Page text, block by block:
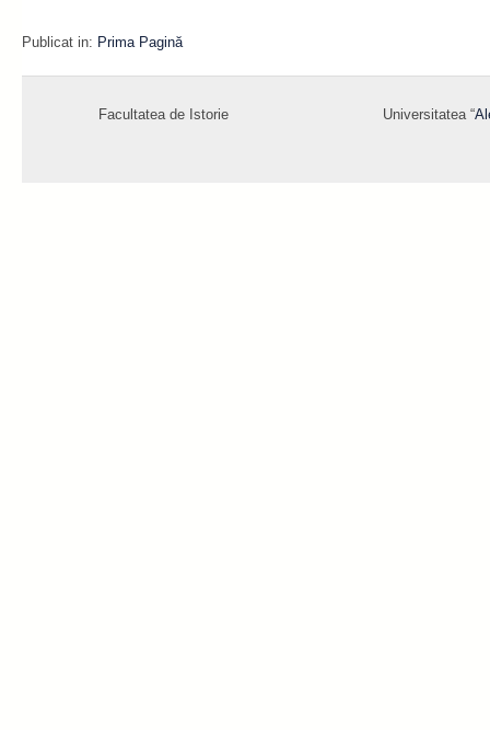
Publicat in: Prima Pagină
Facultatea de Istorie Universitatea “